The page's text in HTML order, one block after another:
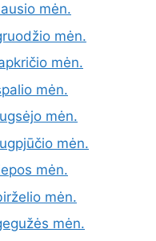
mėn.
mėn.
mėn.
mėn.
mėn.
mėn.
mėn.
mėn.
mėn.